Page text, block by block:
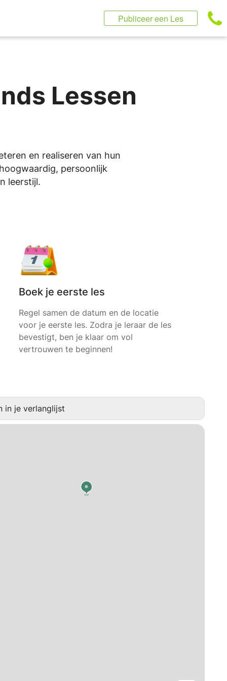
Publiceer een Les
Lessen
en realiseren van hun
persoonlijk
leerstijl.
Boek je eerste les
Regel samen de datum en de locatie
voor je eerste les. Zodra je leraar de les
bevestigt, ben je klaar om vol
vertrouwen te beginnen!
in je verlanglijst